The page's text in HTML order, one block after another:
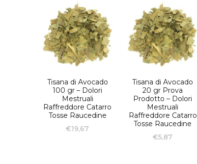
Tisana di Avocado
100 gr – Dolori
Mestruali
Raffreddore Catarro
Tosse Raucedine
€19,67
Tisana di Avocado
20 gr Prova
Prodotto – Dolori
Mestruali
Raffreddore Catarro
Tosse Raucedine
€5,87